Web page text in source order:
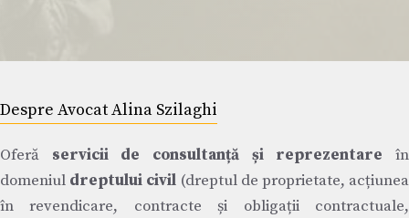
Despre Avocat Alina Szilaghi
Oferă servicii de consultanță și reprezentare în
domeniul dreptului civil (dreptul de proprietate, acțiunea
în revendicare, contracte și obligații contractuale,